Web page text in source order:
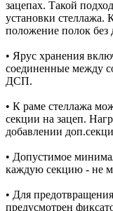
зацепах. Такой
установки стеллажа.
положение полок без
• Ярус хранения
соединенные между
ДСП.
• К раме стеллажа
секции на зацеп.
добавлении
• Допустимое
каждую секцию - не
• Для
предусмотрен